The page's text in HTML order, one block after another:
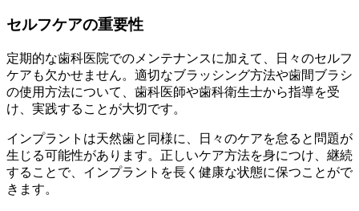
セルフケアの重要性
定期的な歯科医院でのメンテナンスに加えて、日々のセルフ
ケアも欠かせません。適切なブラッシング方法や歯間ブラシ
の使用方法について、歯科医師や歯科衛生士から指導を受
け、実践することが大切です。
インプラントは天然歯と同様に、日々のケアを怠ると問題が
生じる可能性があります。正しいケア方法を身につけ、継続
することで、インプラントを長く健康な状態に保つことがで
きます。